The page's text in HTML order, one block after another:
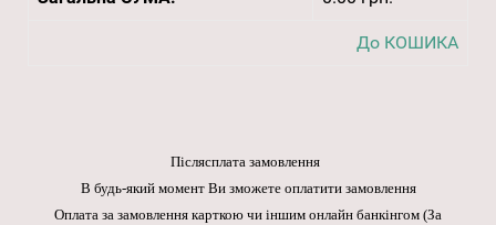
До КОШИКА
Післясплата замовлення
В будь-який момент Ви зможете оплатити замовлення
Оплата за замовлення карткою чи іншим онлайн банкінгом (За